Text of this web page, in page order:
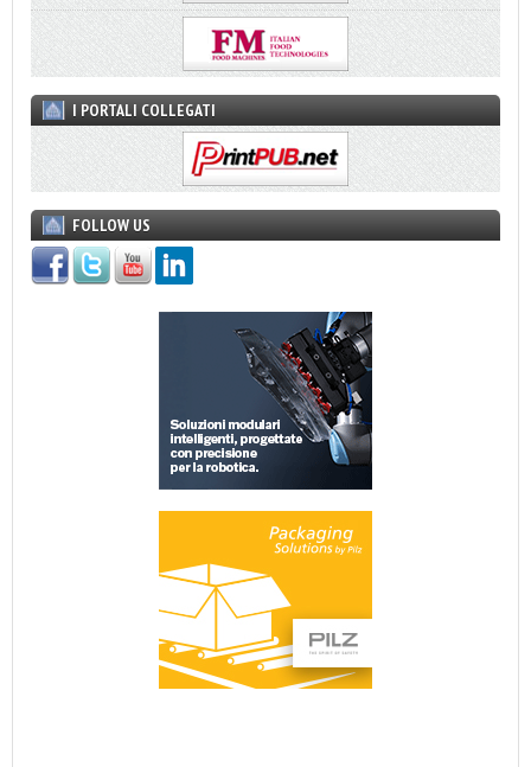
I PORTALI COLLEGATI
FOLLOW US